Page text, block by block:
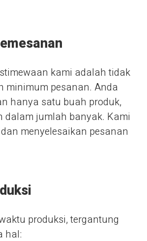
kami adalah tidak
minimum pesanan. Anda
hanya satu buah produk,
dalam jumlah banyak. Kami
menyelesaikan pesanan
produksi, tergantung
hal: